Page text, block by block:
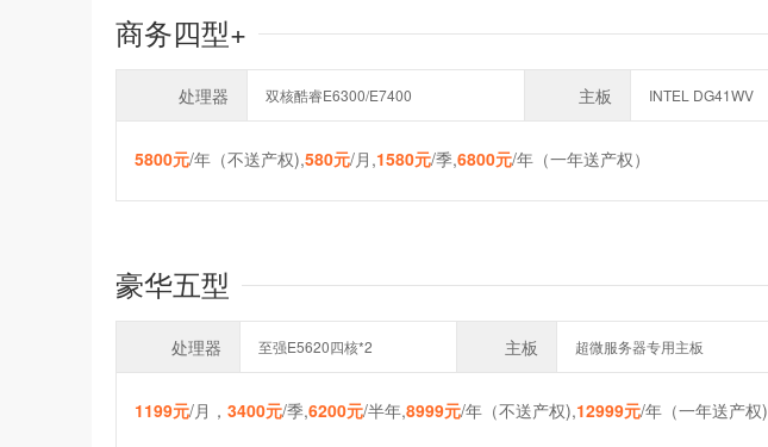
商务四型+
处理器 双核酷睿E6300/E7400 主板 INTEL DG41WV
5800元/年（不送产权),580元/月,1580元/季,6800元/年（一年送产权）
豪华五型
处理器 至强E5620四核*2 主板 超微服务器专用主板
1199元/月， 3400元/季,6200元/半年,8999元/年（不送产权),12999元/年（一年送产权)